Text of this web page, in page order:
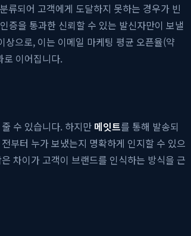
류되어 고객에게 도달하지 못하는 경우가 빈
증을 통과한 신뢰할 수 있는 발신자만이 보낼
으로, 이는 이메일 마케팅 평균 오픈율(약
로 이어집니다.
수 있습니다. 하지만 메잇트를 통해 발송되
부터 누가 보냈는지 명확하게 인지할 수 있으
차이가 고객이 브랜드를 인식하는 방식을 근